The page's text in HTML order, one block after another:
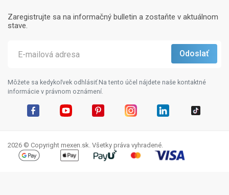
Zaregistrujte sa na informačný bulletin a zostaňte v aktuálnom
stave.
Môžete sa kedykoľvek odhlásiť.Na tento účel nájdete naše kontaktné
informácie v právnom oznámení.
2026 © Copyright mexen.sk. Všetky práva vyhradené.